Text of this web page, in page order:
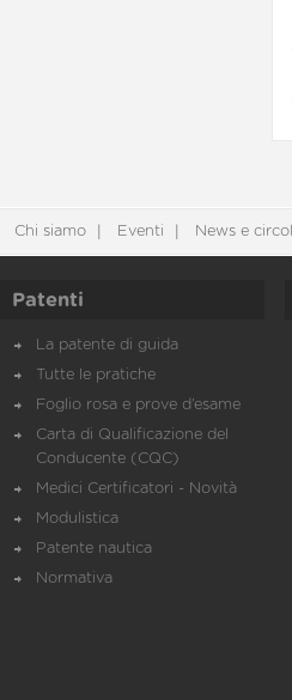
Chi siamo Eventi News e
Patenti
La patente di guida
Tutte le pratiche
Foglio rosa e prove d’esame
Carta di Qualificazione del
Conducente (CQC)
Medici Certificatori - Novità
Modulistica
Patente nautica
Normativa